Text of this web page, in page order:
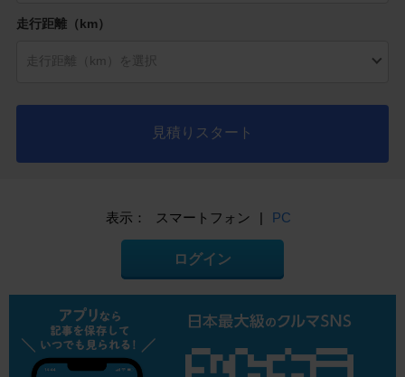
走行距離（km）
見積りスタート
表示： スマートフォン | PC
ログイン